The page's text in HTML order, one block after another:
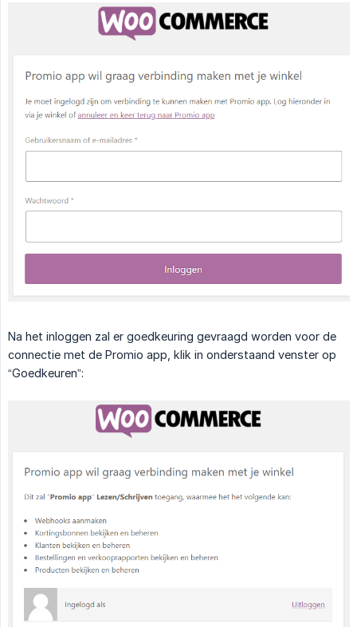
Na het inloggen zal er goedkeuring gevraagd worden voor de
connectie met de Promio app, klik in onderstaand venster op
“Goedkeuren”: